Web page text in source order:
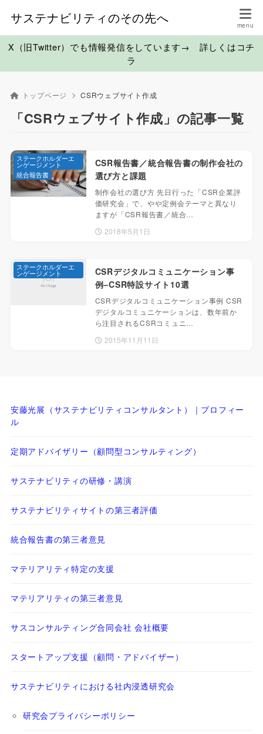
サステナビリティのその先へ
X（旧Twitter）でも情報発信をしています→ 詳しくはコチ
ラ
トップページ CSRウェブサイト作成
「CSRウェブサイト作成」の記事一覧
CSR報告書／統合報告書の制作会社の
選び方と課題
制作会社の選び方 先日行った「CSR企業評
価研究会」で、やや定例会テーマと異なり
ますが「CSR報告書／統合…
2018年5月1日
ステークホルダーエ
ンゲージメント
統合報告書
CSRデジタルコミュニケーション事
例–CSR特設サイト10選
CSRデジタルコミュニケーション事例 CSR
デジタルコミュニケーションは、数年前か
ら注目されるCSRコミュニ…
2015年11月11日
ステークホルダーエ
ンゲージメント
安藤光展（サステナビリティコンサルタント）｜プロフィー
ル
定期アドバイザリー（顧問型コンサルティング）
サステナビリティの研修・講演
サステナビリティサイトの第三者評価
統合報告書の第三者意見
マテリアリティ特定の支援
マテリアリティの第三者意見
サスコンサルティング合同会社 会社概要
スタートアップ支援（顧問・アドバイザー）
サステナビリティにおける社内浸透研究会
研究会プライバシーポリシー